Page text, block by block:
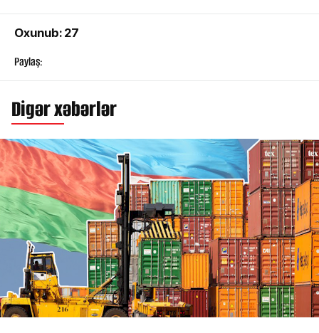
Oxunub: 27
Paylaş:
Digər xəbərlər